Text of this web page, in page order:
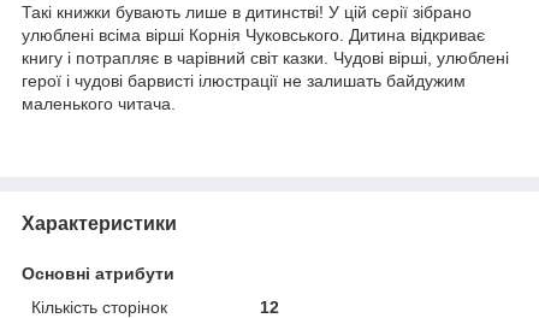
Такі книжки бувають лише в дитинстві! У цій серії зібрано
улюблені всіма вірші Корнія Чуковського. Дитина відкриває
книгу і потрапляє в чарівний світ казки. Чудові вірші, улюблені
герої і чудові барвисті ілюстрації не залишать байдужим
маленького читача.
Характеристики
Основні атрибути
Кількість сторінок
12